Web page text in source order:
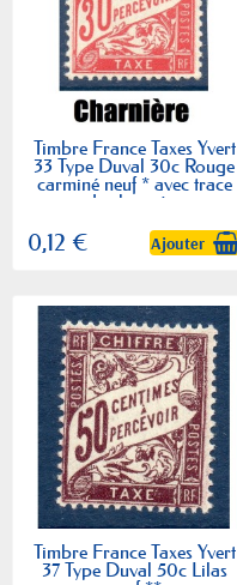
Timbre France Taxes Yvert
33 Type Duval 30c Rouge
carminé neuf * avec trace
de charnière
0,12 € Ajouter
Timbre France Taxes Yvert
37 Type Duval 50c Lilas